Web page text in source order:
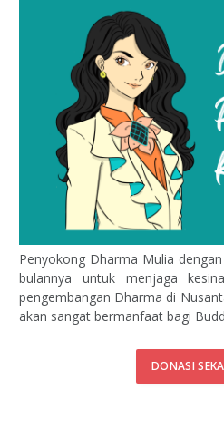
Penyokong Dharma Mulia
bulannya untuk menjaga
pengembangan Dharma di
akan sangat bermanfaat bagi
DONASI